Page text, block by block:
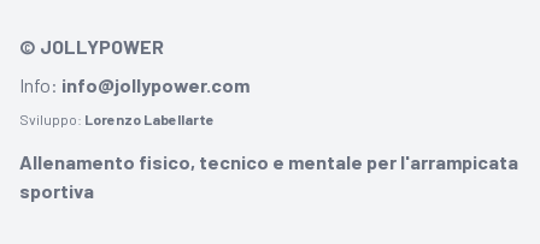
© JOLLYPOWER
Info: info@jollypower.com
Sviluppo: Lorenzo Labellarte
Allenamento fisico, tecnico e mentale per l'arrampicata
sportiva